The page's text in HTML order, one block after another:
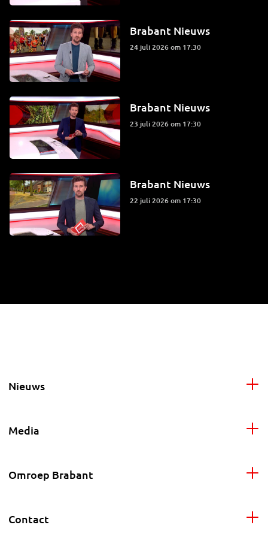
Brabant Nieuws
24 juli 2026 om 17:30
Brabant Nieuws
23 juli 2026 om 17:30
Brabant Nieuws
22 juli 2026 om 17:30
Nieuws
Media
Omroep Brabant
Contact